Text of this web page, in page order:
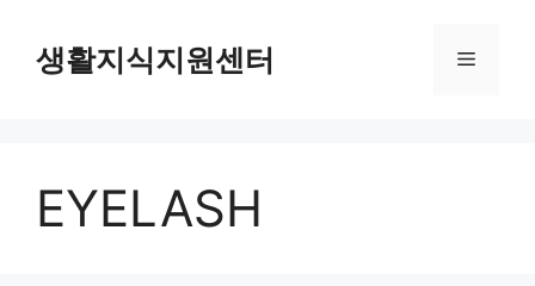
content생활지식지원센터 Menu
EYELASH